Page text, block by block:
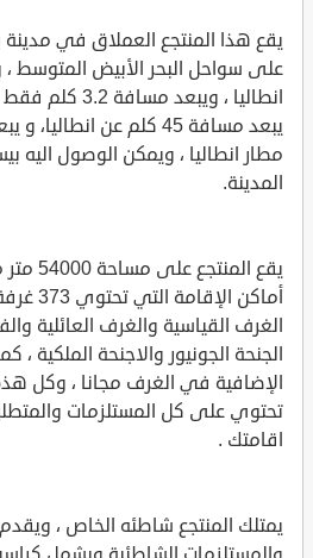
يقع هذا المنتجع العملاق في مدينة
على سواحل البحر الأبيض المتوسط
انطاليا ، ويبعد
مطار انطاليا ، ويمكن الوصول
المدينة.
يقع
أماكن
الغرف القياسية والغرف العائلية
الجنحة الجونيور والاجنحة الملكية ،
الإضافية في الغرف مجانا ، وكل
تحتوي على كل المستلزمات
اقامتك .
يمتلك المنتجع شاطئه الخاص ،